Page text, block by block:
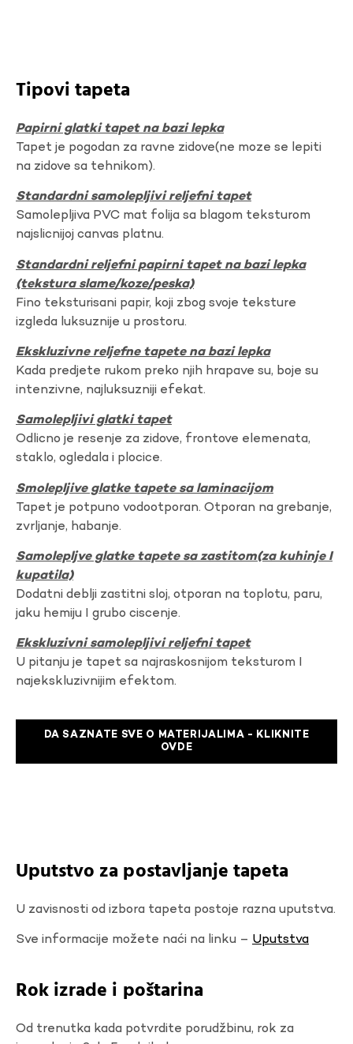
Tipovi tapeta
Papirni glatki tapet na bazi lepka
Tapet je pogodan za ravne zidove(ne moze se lepiti
na zidove sa tehnikom).
Standardni samolepljivi reljefni tapet
Samolepljiva PVC mat folija sa blagom teksturom
najslicnijoj canvas platnu.
Standardni reljefni papirni tapet na bazi lepka
(tekstura slame/koze/peska)
Fino teksturisani papir, koji zbog svoje teksture
izgleda luksuznije u prostoru.
Ekskluzivne reljefne tapete na bazi lepka
Kada predjete rukom preko njih hrapave su, boje su
intenzivne, najluksuzniji efekat.
Samolepljivi glatki tapet
Odlicno je resenje za zidove, frontove elemenata,
staklo, ogledala i plocice.
Smolepljive glatke tapete sa laminacijom
Tapet je potpuno vodootporan. Otporan na grebanje,
zvrljanje, habanje.
Samolepljve glatke tapete sa zastitom(za kuhinje I
kupatila)
Dodatni deblji zastitni sloj, otporan na toplotu, paru,
jaku hemiju I grubo ciscenje.
Ekskluzivni samolepljivi reljefni tapet
U pitanju je tapet sa najraskosnijom teksturom I
najekskluzivnijim efektom.
DA SAZNATE SVE O MATERIJALIMA - KLIKNITE
OVDE
Uputstvo za postavljanje tapeta
U zavisnosti od izbora tapeta postoje razna uputstva.
Sve informacije možete naći na linku – Uputstva
Rok izrade i poštarina
Od trenutka kada potvrdite porudžbinu, rok za